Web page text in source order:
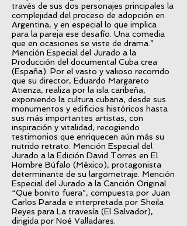
través de sus dos personajes principales la
complejidad del proceso de adopción en
Argentina, y en especial lo que implica
para la pareja ese desafío. Una comedia
que en ocasiones se viste de drama.”
Mención Especial del Jurado a la
Producción del documental Cuba crea
(España). Por el vasto y valioso recorrido
que su director, Eduardo Margareto
Atienza, realiza por la isla caribeña,
exponiendo la cultura cubana, desde sus
monumentos y edificios históricos hasta
sus más importantes artistas, con
inspiración y vitalidad, recogiendo
testimonios que enriquecen aún más su
nutrido retrato. Mención Especial del
Jurado a la Edición David Torres en El
Hombre Búfalo (México), protagonista
determinante de su largometraje. Mención
Especial del Jurado a la Canción Original
“Que bonito fuera”, compuesta por Juan
Carlos Parada e interpretada por Sheila
Reyes para La travesía (El Salvador),
dirigida por Noé Valladares.